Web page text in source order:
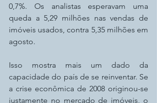
0,7%. Os analistas esperavam uma
queda a 5,29 milhões nas vendas de
imóveis usados, contra 5,35 milhões em
agosto.
Isso mostra mais um dado da
capacidade do país de se reinventar. Se
a crise econômica de 2008 originou-se
justamente no mercado de imóveis, o